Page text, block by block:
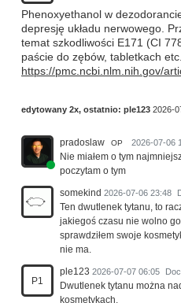
Phenoxyethanol w
depresję układu nerwowego.
temat szkodliwości E171 (CI
paście do zębów, tabletkach etc.
https://pmc.ncbi.nlm.nih.gov/
edytowany 2x, ostatnio: ple123 2026-
pradoslaw OP 2026-07-06
Nie miałem o tym
poczytam o tym
somekind 2026-07-06 23:48
Ten dwutlenek tytanu, to
jakiegoś czasu nie wolno
sprawdziłem swoje
nie ma.
P1
ple123 2026-07-07 06:05
Dwutlenek tytanu można
kosmetykach.